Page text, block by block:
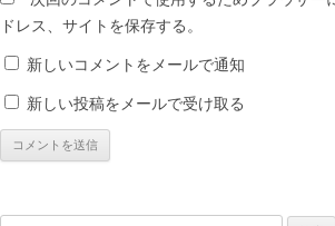
ドレス、サイトを保存する。
新しいコメントをメールで通知
新しい投稿をメールで受け取る